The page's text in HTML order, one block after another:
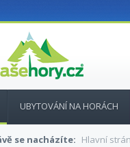
UBYTOVÁNÍ NA HORÁCH
se nacházíte: Hlavní